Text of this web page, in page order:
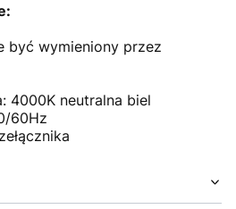
być wymieniony przez
4000K neutralna biel
60Hz